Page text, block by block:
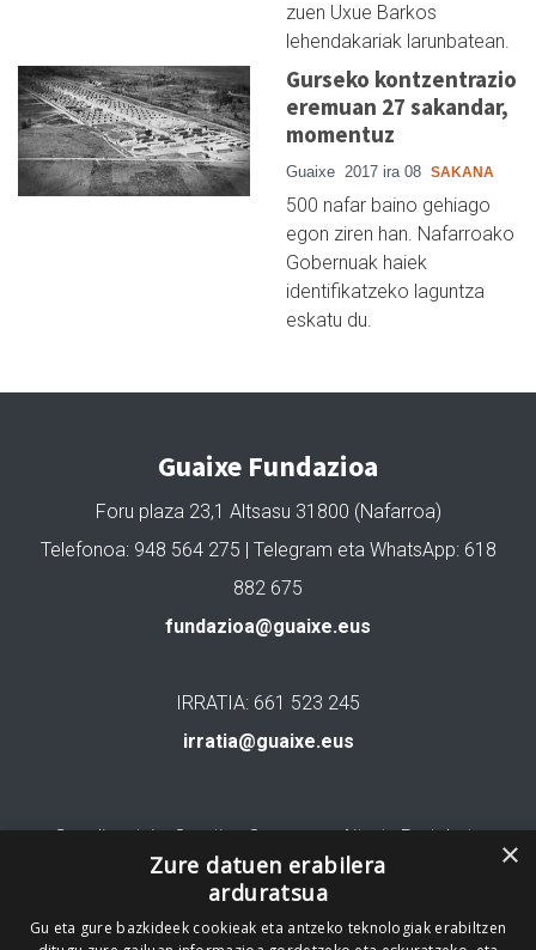
zuen Uxue Barkos
lehendakariak larunbatean.
Gurseko kontzentrazio
eremuan 27 sakandar,
momentuz
Guaixe 2017 ira 08 SAKANA
500 nafar baino gehiago
egon ziren han. Nafarroako
Gobernuak haiek
identifikatzeko laguntza
eskatu du.
Guaixe Fundazioa
Foru plaza 23,1 Altsasu 31800 (Nafarroa)
Telefonoa: 948 564 275 | Telegram eta WhatsApp: 618
882 675
fundazioa@guaixe.eus
IRRATIA: 661 523 245
irratia@guaixe.eus
Gure lizentzia: Creative Commons Aitortu Partekatu
Codesyntaxek garatua
×
Zure datuen erabilera
arduratsua
Gu eta gure bazkideek cookieak eta antzeko teknologiak erabiltzen